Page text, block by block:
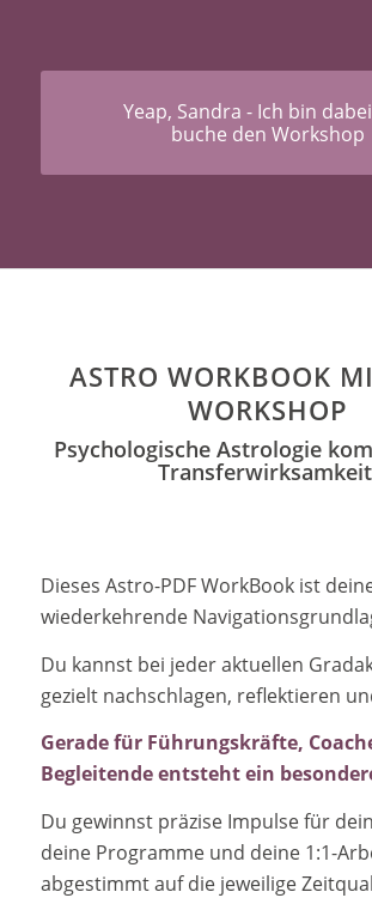
Yeap, Sandra - Ich bin
buche den Workshop
ASTRO WORKBOOK
WORKSHOP
Psychologische Astrologie
Dieses Astro-PDF WorkBook ist
wiederkehrende
Du kannst bei jeder aktuellen
gezielt nachschlagen, reflektieren
Gerade für Führungskräfte,
Begleitende entsteht ein
Du gewinnst präzise Impulse für
deine Programme und deine 1:1-
abgestimmt auf die jeweilige